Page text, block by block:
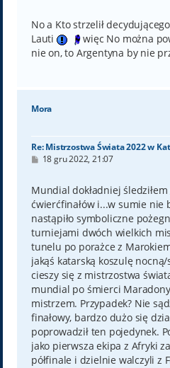
t
No a Kto strzelił
Lauti
więc No można
nie on, to Argentyna by nie
Mora
Re: Mistrzostwa Świata 2022 w
P
t
18 gru 2022, 21:07
Mundial dokładniej
ćwierćfinałów i...w sumie nie
nastąpiło symboliczne
turniejami dwóch wielkich
tunelu po porażce z
jakąś katarską koszulę
cieszy się z mistrzostwa
mundial po śmierci
mistrzem. Przypadek? Nie
finałowy, bardzo dużo się
poprowadził ten pojedynek.
jako pierwsza ekipa z Afryki
półfinale i dzielnie walczyli z